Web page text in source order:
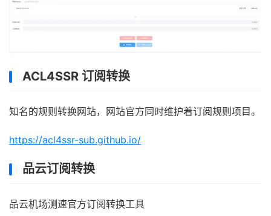
ACL4SSR 订阅转换
知名的规则转换网站，网站官方同时维护着订阅规则项目。
https://acl4ssr-sub.github.io/
品云订阅转换
品云机场测速官方订阅转换工具